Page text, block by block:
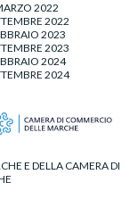
2022
2022
2023
2023
2024
2024
E DELLA CAMERA DI